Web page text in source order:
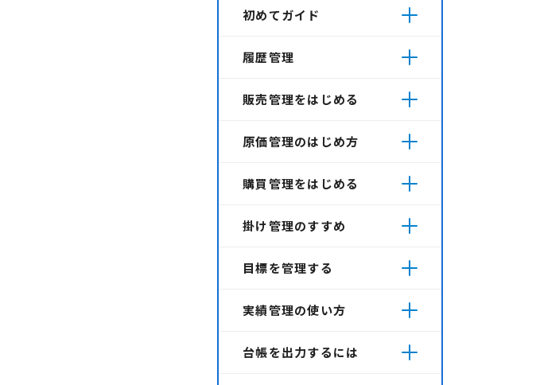
初めてガイド
履歴管理
販売管理をはじめる
原価管理のはじめ方
購買管理をはじめる
掛け管理のすすめ
目標を管理する
実績管理の使い方
台帳を出力するには